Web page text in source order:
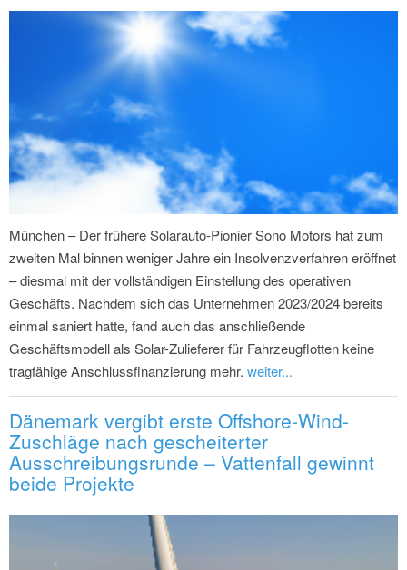
München – Der frühere Solarauto-Pionier Sono Motors hat zum
zweiten Mal binnen weniger Jahre ein Insolvenzverfahren eröffnet
– diesmal mit der vollständigen Einstellung des operativen
Geschäfts. Nachdem sich das Unternehmen 2023/2024 bereits
einmal saniert hatte, fand auch das anschließende
Geschäftsmodell als Solar-Zulieferer für Fahrzeugflotten keine
tragfähige Anschlussfinanzierung mehr. weiter...
Dänemark vergibt erste Offshore-Wind-
Zuschläge nach gescheiterter
Ausschreibungsrunde – Vattenfall gewinnt
beide Projekte